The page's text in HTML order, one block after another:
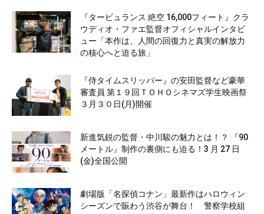
『タービュランス 絶空 16,000フィート』クラ
ウディオ・ファエ監督オフィシャルインタビ
ュー「本作は、人間の回復力と真実の解放力
の核心へと迫る旅」
『侍タイムスリッパー』の安田監督など豪華
審査員 第１９回ＴＯＨＯシネマズ学生映画祭
３月３０日(月)開催
新進気鋭の監督・中川駿の魅力とは！？ 『90
メートル』制作の裏側にも迫る！3 月 27 日
(金)全国公開
劇場版「名探偵コナン」最新作はハロウィン
シーズンで賑わう渋谷が舞台！ 警察学校組